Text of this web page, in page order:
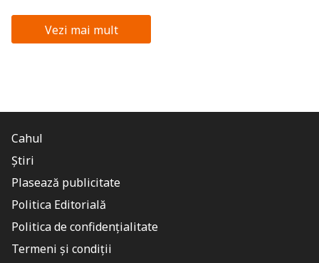
Vezi mai mult
Cahul
Știri
Plasează publicitate
Politica Editorială
Politica de confidențialitate
Termeni și condiții